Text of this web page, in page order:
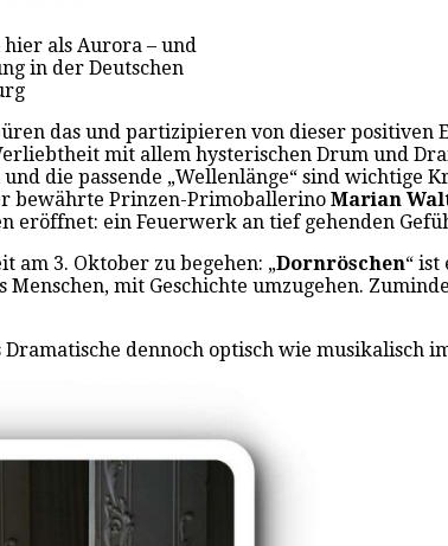
als Aurora – und
in der Deutschen
das und partizipieren von dieser positiven
mit allem hysterischen Drum und
die passende „Wellenlänge“ sind
bewährte Prinzen-Primoballerino Marian
eröffnet: ein Feuerwerk an tief gehenden
am 3. Oktober zu begehen: „Dornröschen“
mit Geschichte umzugehen.
dennoch optisch wie musikalisch